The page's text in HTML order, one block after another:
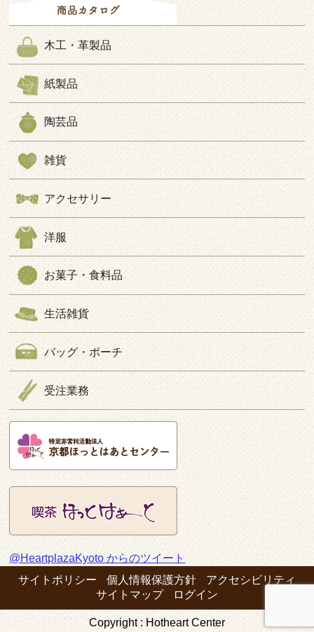
木工・革製品
紙製品
陶芸品
雑貨
アクセサリー
洋服
お菓子・食料品
生活雑貨
バッグ・ポーチ
受注業務
@HeartplazaKyoto からのツイート
サイトポリシー
個人情報保護方針
アクセシビリティ
サイトマップ
ログイン
Copyright : Hotheart Center